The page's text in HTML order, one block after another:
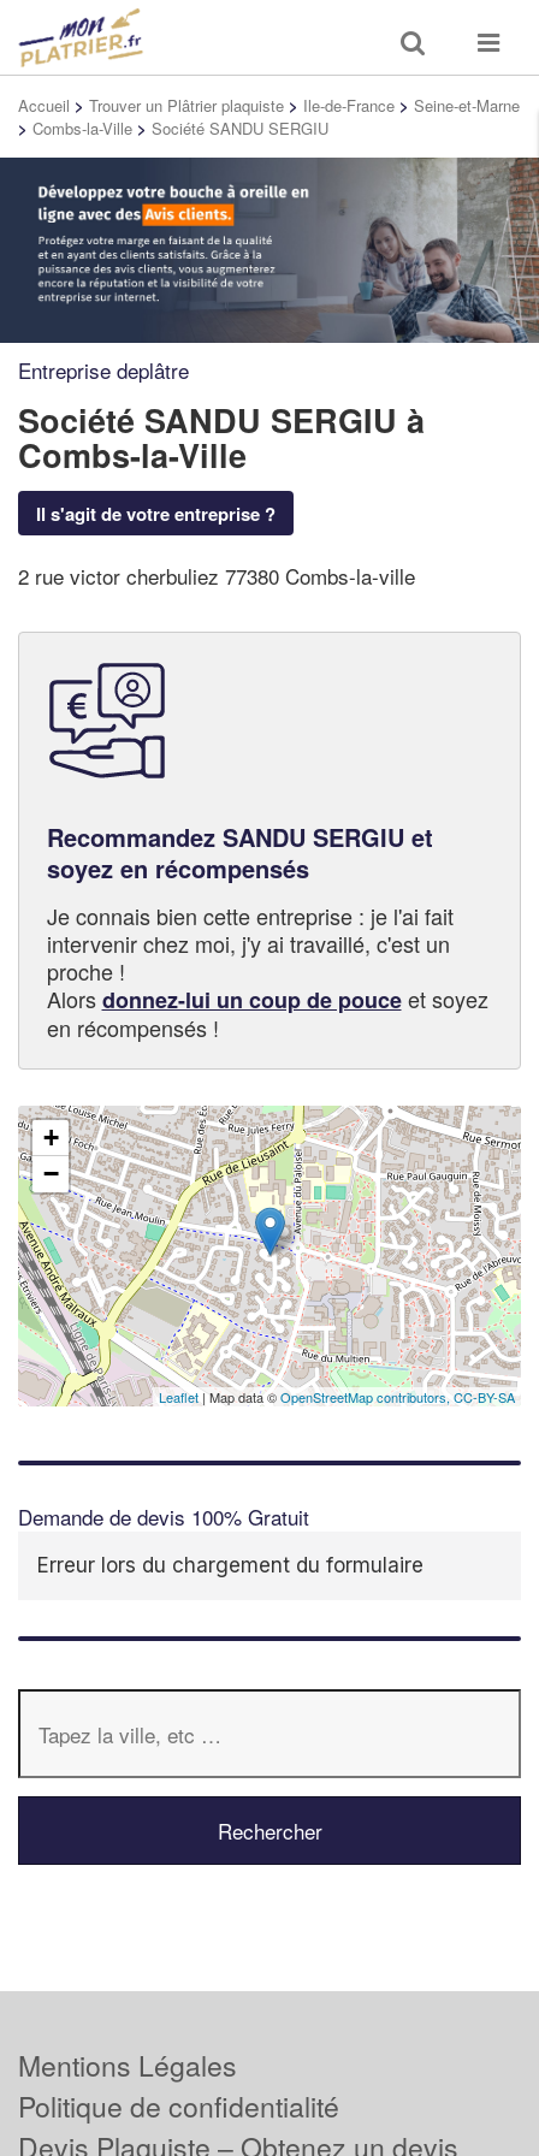
Toggle
search
Toggle
Accueil > Trouver un Plâtrier plaquiste > Ile-de-France > Seine-et-Marne
> Combs-la-Ville > Société SANDU SERGIU
Entreprise deplâtre
Société SANDU SERGIU à
Combs-la-Ville
Il s'agit de votre entreprise ?
2 rue victor cherbuliez 77380 Combs-la-ville
Recommandez SANDU SERGIU et
soyez en récompensés
Je connais bien cette entreprise : je l'ai fait
intervenir chez moi, j'y ai travaillé, c'est un
proche !
Alorsdonnez-lui un coup de pouceet soyez
en récompensés !
+
−
Leaflet| Map data ©OpenStreetMap contributors, CC-BY-SA
Demande de devis 100% Gratuit
Erreur lors du chargement du formulaire
Mentions Légales
Politique de confidentialité
Devis Plaquiste – Obtenez un devis